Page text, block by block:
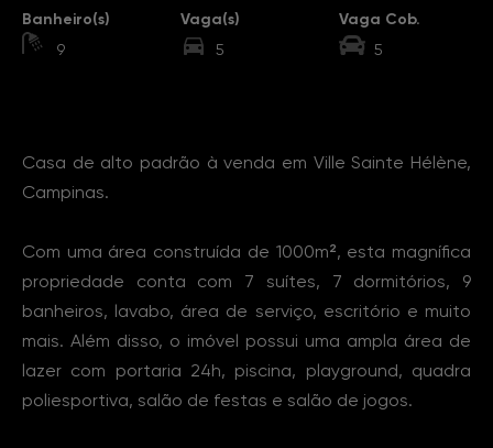
Banheiro(s)
9
Vaga(s)
5
Vaga Cob.
5
Casa de alto padrão à venda em Ville Sainte Hélène,
Campinas.
Com uma área construída de 1000m², esta magnífica
propriedade conta com 7 suítes, 7 dormitórios, 9
banheiros, lavabo, área de serviço, escritório e muito
mais. Além disso, o imóvel possui uma ampla área de
lazer com portaria 24h, piscina, playground, quadra
poliesportiva, salão de festas e salão de jogos.